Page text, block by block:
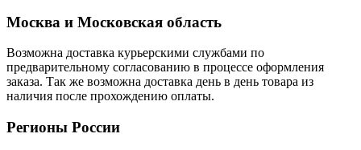
Москва и Московская область
Возможна доставка курьерскими службами по
предварительному согласованию в процессе оформления
заказа. Так же возможна доставка день в день товара из
наличия после прохождению оплаты.
Регионы России